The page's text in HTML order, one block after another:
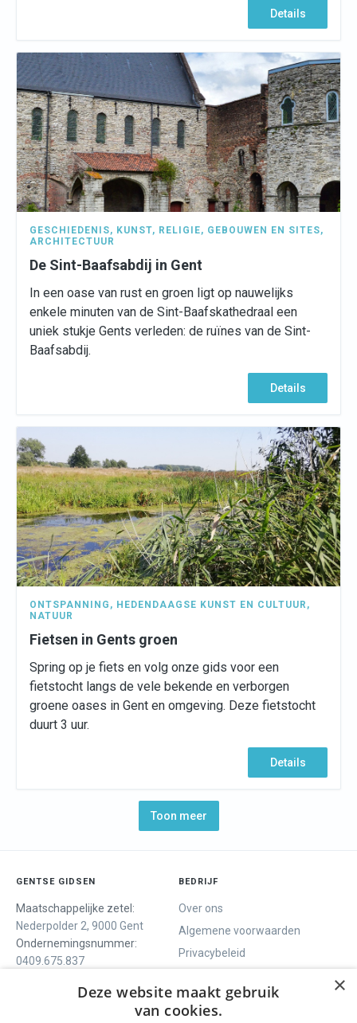
Details
GESCHIEDENIS, KUNST, RELIGIE, GEBOUWEN EN SITES,
ARCHITECTUUR
De Sint-Baafsabdij in Gent
In een oase van rust en groen ligt op nauwelijks
enkele minuten van de Sint-Baafskathedraal een
uniek stukje Gents verleden: de ruïnes van de Sint-
Baafsabdij.
Details
ONTSPANNING , HEDENDAAGSE KUNST EN CULTUUR ,
NATUUR
Fietsen in Gents groen
Spring op je fiets en volg onze gids voor een
fietstocht langs de vele bekende en verborgen
groene oases in Gent en omgeving. Deze fietstocht
duurt 3 uur.
Details
Toon meer
GENTSE GIDSEN
Maatschappelijke zetel:
Nederpolder 2, 9000 Gent
Ondernemingsnummer:
0409.675.837
BEDRIJF
Over ons
Algemene voorwaarden
Privacybeleid
×
Deze website maakt gebruik
van cookies.